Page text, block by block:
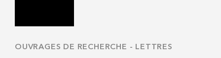
OUVRAGES DE RECHERCHE - LETTRES